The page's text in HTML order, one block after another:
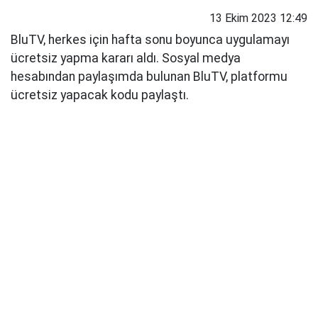
13 Ekim 2023 12:49
BluTV, herkes için hafta sonu boyunca uygulamayı
ücretsiz yapma kararı aldı. Sosyal medya
hesabından paylaşımda bulunan BluTV, platformu
ücretsiz yapacak kodu paylaştı.